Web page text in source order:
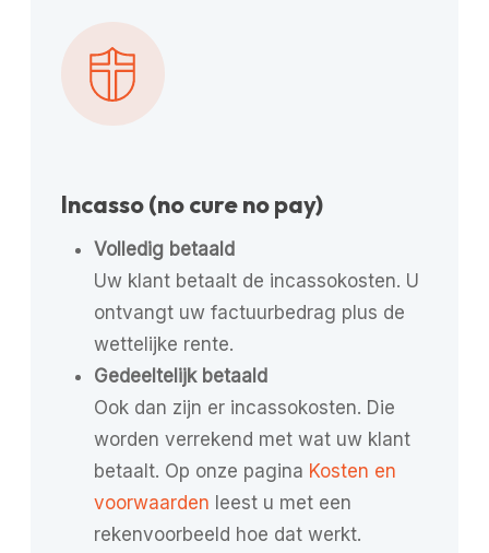
Incasso (no cure no pay)
Volledig betaald
Uw klant betaalt de incassokosten. U
ontvangt uw factuurbedrag plus de
wettelijke rente.
Gedeeltelijk betaald
Ook dan zijn er incassokosten. Die
worden verrekend met wat uw klant
betaalt. Op onze pagina Kosten en
voorwaarden leest u met een
rekenvoorbeeld hoe dat werkt.